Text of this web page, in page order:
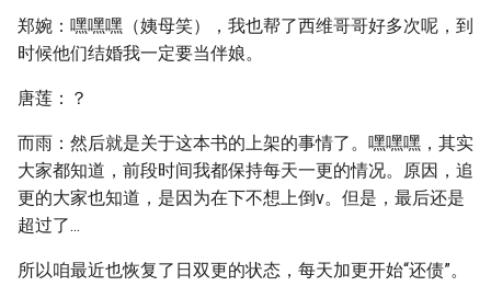
郑婉：嘿嘿嘿（姨母笑），我也帮了西维哥哥好多次呢，到
时候他们结婚我一定要当伴娘。
唐莲：？
而雨：然后就是关于这本书的上架的事情了。嘿嘿嘿，其实
大家都知道，前段时间我都保持每天一更的情况。原因，追
更的大家也知道，是因为在下不想上倒v。但是，最后还是
超过了...
所以咱最近也恢复了日双更的状态，每天加更开始“还债”。